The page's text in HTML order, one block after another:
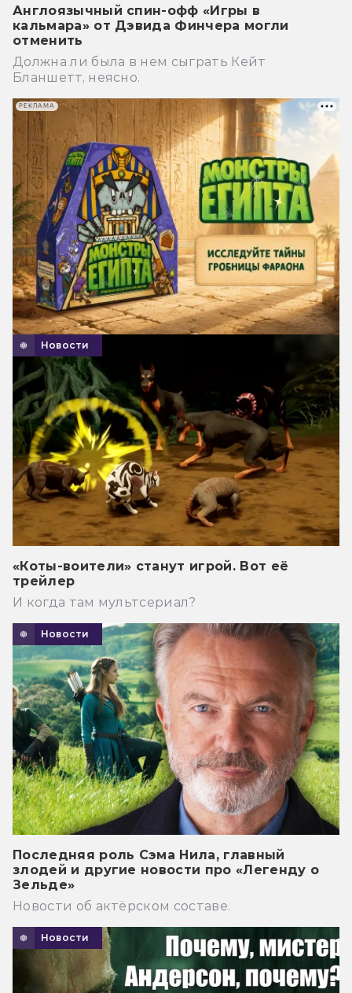
Англоязычный спин-офф «Игры в
кальмара» от Дэвида Финчера могли
отменить
Должна ли была в нем сыграть Кейт
Бланшетт, неясно.
Новости
«Коты-воители» станут игрой. Вот её
трейлер
И когда там мультсериал?
Новости
Последняя роль Сэма Нила, главный
злодей и другие новости про «Легенду о
Зельде»
Новости об актёрском составе.
Новости
РЕКЛАМА